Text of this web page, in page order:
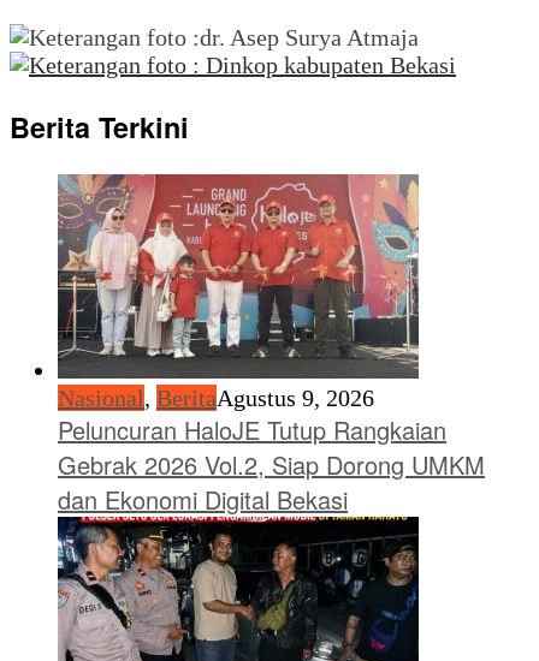
Berita Terkini
Nasional, BeritaAgustus 9, 2026
Peluncuran HaloJE Tutup Rangkaian
Gebrak 2026 Vol.2, Siap Dorong UMKM
dan Ekonomi Digital Bekasi